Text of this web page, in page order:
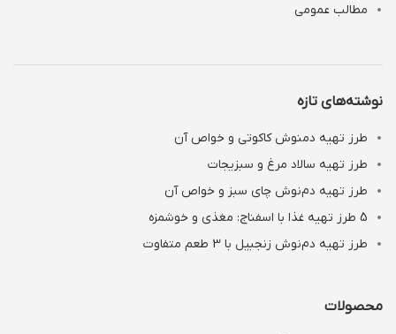
مطالب عمومی
نوشته‌های تازه
طرز تهیه دمنوش کاکوتی و خواص آن
طرز تهیه سالاد مرغ و سبزیجات
طرز تهیه دم‌نوش چای سبز و خواص آن
5 طرز تهیه غذا با اسفناج: مغذی و خوشمزه
طرز تهیه دم‌نوش زنجبیل با 3 طعم متفاوت
محصولات